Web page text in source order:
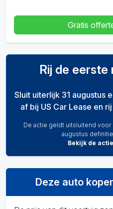
Gratis
Rij de eerste
Sluit uiterlijk 31 augustus
af bij US Car Lease en
De actie geldt uitsluitend voor
augustus
Bekijk de
Deze auto